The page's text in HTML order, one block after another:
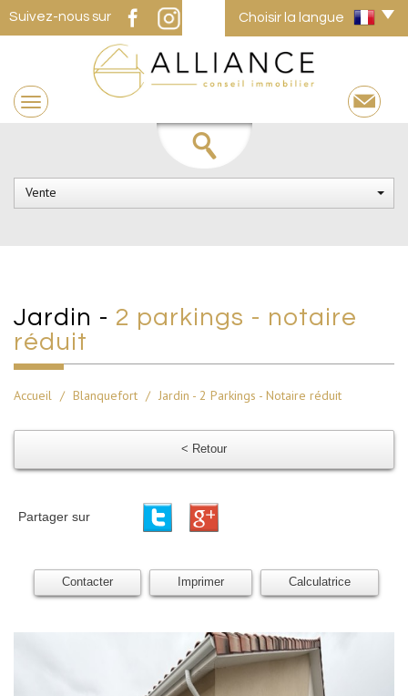
Suivez-nous sur Choisir la langue
Vente
jardin - 2 parkings - notaire
réduit
Accueil Blanquefort Jardin - 2 Parkings - Notaire réduit
< Retour
Partager sur
Contacter Imprimer Calculatrice